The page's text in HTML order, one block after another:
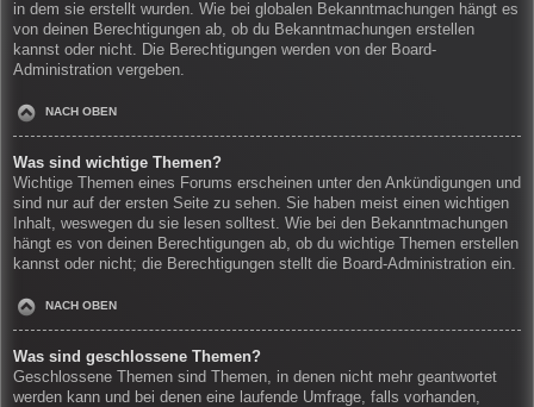
in dem sie erstellt wurden. Wie bei globalen Bekanntmachungen hängt es
von deinen Berechtigungen ab, ob du Bekanntmachungen erstellen
kannst oder nicht. Die Berechtigungen werden von der Board-
Administration vergeben.
NACH OBEN
Was sind wichtige Themen?
Wichtige Themen eines Forums erscheinen unter den Ankündigungen und
sind nur auf der ersten Seite zu sehen. Sie haben meist einen wichtigen
Inhalt, weswegen du sie lesen solltest. Wie bei den Bekanntmachungen
hängt es von deinen Berechtigungen ab, ob du wichtige Themen erstellen
kannst oder nicht; die Berechtigungen stellt die Board-Administration ein.
NACH OBEN
Was sind geschlossene Themen?
Geschlossene Themen sind Themen, in denen nicht mehr geantwortet
werden kann und bei denen eine laufende Umfrage, falls vorhanden,